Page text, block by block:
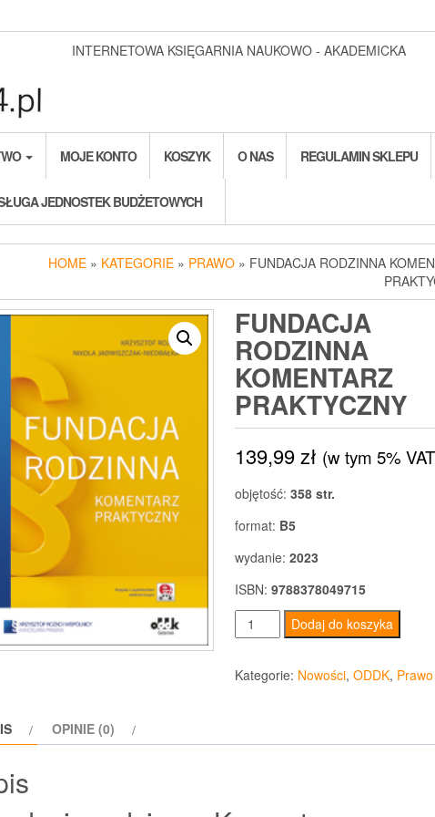
INTERNETOWA KSIĘGARNIA NAUKOWO - AKADEMICKA
MOJE KONTO KOSZYK O NAS REGULAMIN SKLEPU
JEDNOSTEK BUDŻETOWYCH
HOME » KATEGORIE » PRAWO » FUNDACJA RODZINNA
FUNDACJA
RODZINNA
KOMENTARZ
PRAKTYCZNY
139,99zł (w tym 5%
objętość: 358 str.
format: B5
wydanie: 2023
ISBN: 9788378049715
ilość
Fundacja
rodzinna
Komentarz
Dodaj do koszyka
Kategorie: Nowości, ODDK, Prawo
OPINIE (0)